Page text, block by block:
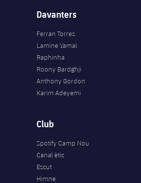
Davanters
Ferran Torres
Lamine Yamal
Raphinha
Roony Bardghji
Anthony Gordon
Karim Adeyemi
Club
Spotify Camp Nou
Canal ètic
Escut
Himne